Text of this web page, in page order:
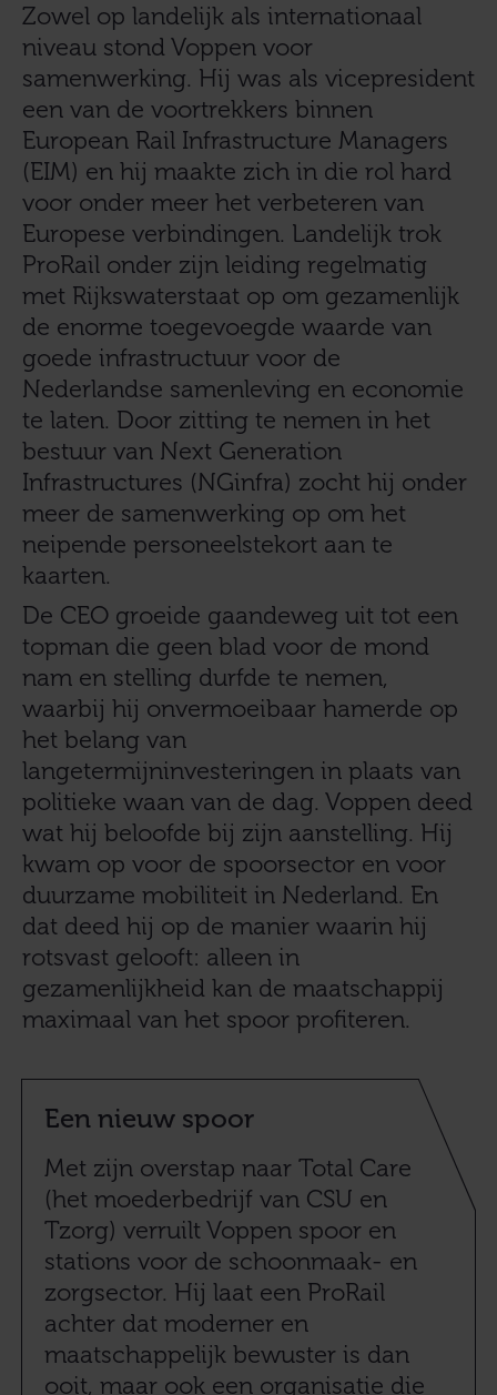
Zowel op landelijk als internationaal
niveau stond Voppen voor
samenwerking. Hij was als vicepresident
een van de voortrekkers binnen
European Rail Infrastructure Managers
(EIM) en hij maakte zich in die rol hard
voor onder meer het verbeteren van
Europese verbindingen. Landelijk trok
ProRail onder zijn leiding regelmatig
met Rijkswaterstaat op om gezamenlijk
de enorme toegevoegde waarde van
goede infrastructuur voor de
Nederlandse samenleving en economie
te laten. Door zitting te nemen in het
bestuur van Next Generation
Infrastructures (NGinfra) zocht hij onder
meer de samenwerking op om het
neipende personeelstekort aan te
kaarten.
De CEO groeide gaandeweg uit tot een
topman die geen blad voor de mond
nam en stelling durfde te nemen,
waarbij hij onvermoeibaar hamerde op
het belang van
langetermijninvesteringen in plaats van
politieke waan van de dag. Voppen deed
wat hij beloofde bij zijn aanstelling. Hij
kwam op voor de spoorsector en voor
duurzame mobiliteit in Nederland. En
dat deed hij op de manier waarin hij
rotsvast gelooft: alleen in
gezamenlijkheid kan de maatschappij
maximaal van het spoor profiteren.
Een nieuw spoor
Met zijn overstap naar Total Care
(het moederbedrijf van CSU en
Tzorg) verruilt Voppen spoor en
stations voor de schoonmaak- en
zorgsector. Hij laat een ProRail
achter dat moderner en
maatschappelijk bewuster is dan
ooit, maar ook een organisatie die